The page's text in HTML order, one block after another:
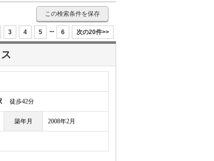
この検索条件を保存
3 4 5 ... 6 次の20件>>
徒歩42分
築年月 2008年2月